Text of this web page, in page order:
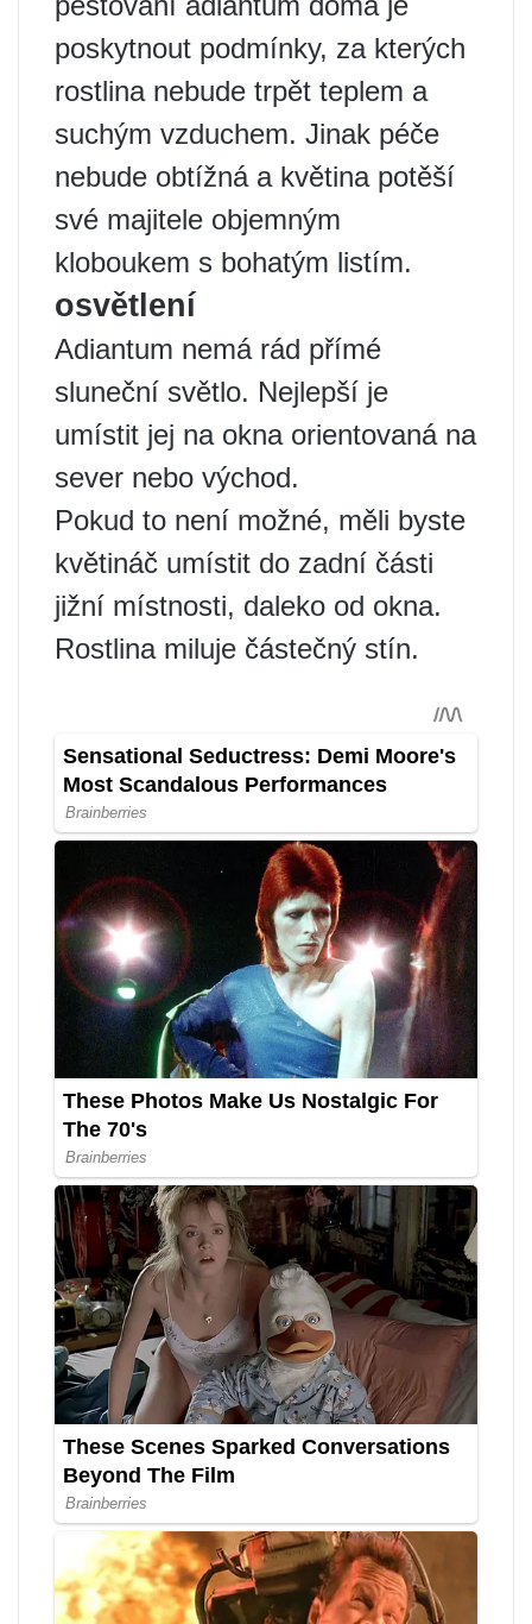
poskytnout podmínky, za kterých
rostlina nebude trpět teplem a
suchým vzduchem. Jinak péče
nebude obtížná a květina potěší
své majitele objemným
kloboukem s bohatým listím.
osvětlení
Adiantum nemá rád přímé
sluneční světlo. Nejlepší je
umístit jej na okna orientovaná na
sever nebo východ.
Pokud to není možné, měli byste
květináč umístit do zadní části
jižní místnosti, daleko od okna.
Rostlina miluje částečný stín.